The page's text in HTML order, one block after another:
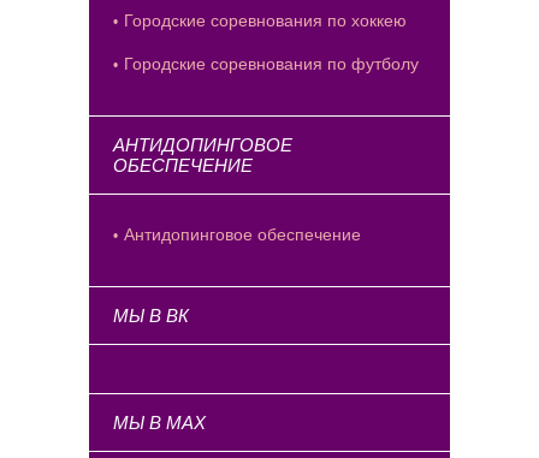
Городские соревнования по хоккею
Городские соревнования по футболу
АНТИДОПИНГОВОЕ
ОБЕСПЕЧЕНИЕ
Антидопинговое обеспечение
МЫ В ВК
МЫ В MAX